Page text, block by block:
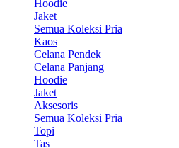
Hoodie
Jaket
Semua Koleksi Pria
Kaos
Celana Pendek
Celana Panjang
Hoodie
Jaket
Aksesoris
Semua Koleksi Pria
Topi
Tas